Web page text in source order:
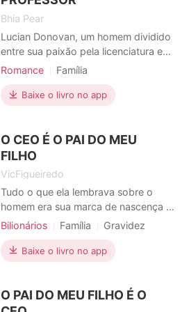
Bhia Pear
Lucian Donovan, um homem dividido
entre sua paixão pela licenciatura e
suas responsabilidades como
hoteleiro, jamais imaginou que sua
vida tomaria um rumo tão
lado de uma mulher, transformou
tudo, quando descobriu que essa
mulher era Mile
Romance
Família
Casamento arranjado
Professores e estudantes
Baixe o livro no app
O CEO É O PAI DO MEU
FILHO
VicFigueiredo
Tudo o que ela lembrava sobre o
homem era sua marca de nascença e
uma tatuagem nas costas, então
a rejeitou e ela teve que lutar sozinha
para criar seu filho, fruto daquela
emprego pela décima vez, sua amiga
a indicou para ser babá
Bilionários Família
Gravidez
Triangulo amoroso
CEO
Encantadora
Local de trabalho
Baixe o livro no app
O PAI DO MEU FILHO É O